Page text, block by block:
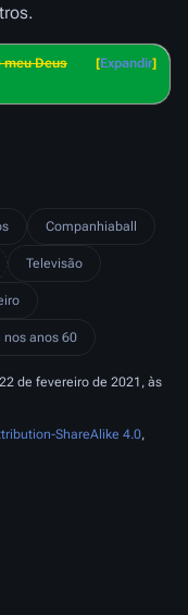
Expandir
meu Deus
Companhiaball
Televisão
nos anos 60
de fevereiro de 2021, às
ShareAlike 4.0,